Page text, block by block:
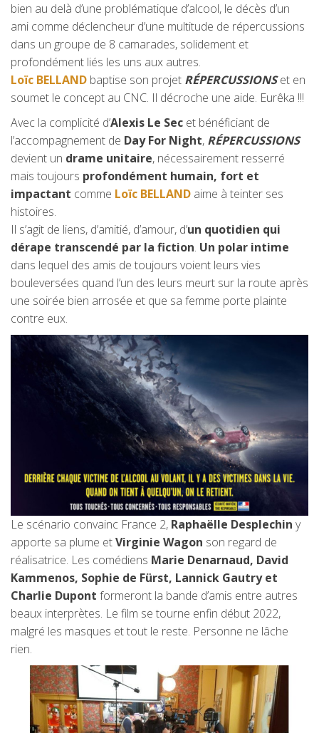
bien au delà d’une problématique d’alcool, le décès d’un
ami comme déclencheur d’une multitude de répercussions
dans un groupe de 8 camarades, solidement et
profondément liés les uns aux autres.
Loïc BELLAND baptise son projet RÉPERCUSSIONSet en
soumet le concept au CNC. Il décroche une aide. Eurêka !!!
Avec la complicité d’Alexis Le Sec et bénéficiant de
l’accompagnement de Day For Night, RÉPERCUSSIONS
devient un drame unitaire, nécessairement resserré
mais toujours profondément humain, fort et
impactant comme Loïc BELLAND aime à teinter ses
histoires.
Il s’agit de liens, d’amitié, d’amour, d’un quotidien qui
dérape transcendé par la fiction. Un polar intime
dans lequel des amis de toujours voient leurs vies
bouleversées quand l’un des leurs meurt sur la route après
une soirée bien arrosée et que sa femme porte plainte
contre eux.
Le scénario convainc France 2, Raphaëlle Desplechin y
apporte sa plume etVirginie Wagon son regard de
réalisatrice. Les comédiens Marie Denarnaud, David
Kammenos, Sophie de Fürst, Lannick Gautry et
Charlie Dupont formeront la bande d’amis entre autres
beaux interprètes. Le film se tourne enfin début 2022,
malgré les masques et tout le reste. Personne ne lâche
rien.